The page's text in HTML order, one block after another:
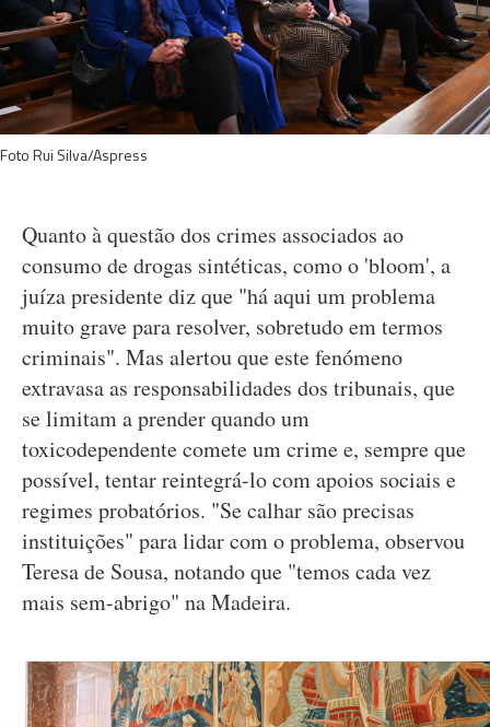
Foto Rui Silva/Aspress
Quanto à questão dos crimes associados ao
consumo de drogas sintéticas, como o 'bloom', a
juíza presidente diz que "há aqui um problema
muito grave para resolver, sobretudo em termos
criminais". Mas alertou que este fenómeno
extravasa as responsabilidades dos tribunais, que
se limitam a prender quando um
toxicodependente comete um crime e, sempre que
possível, tentar reintegrá-lo com apoios sociais e
regimes probatórios. "Se calhar são precisas
instituições" para lidar com o problema, observou
Teresa de Sousa, notando que "temos cada vez
mais sem-abrigo" na Madeira.